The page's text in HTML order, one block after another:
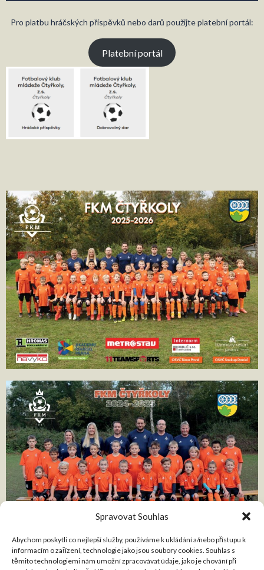
Spravovat Souhlas
Abychom poskytli co nejlepší služby, používáme k ukládání a/nebo přístupu k
informacím o zařízení, technologie jako jsou soubory cookies. Souhlas s
těmito technologiemi nám umožní zpracovávat údaje, jako je chování při
Pro platbu hráčských příspěvků nebo darů použijte platební portál:
Platební portál